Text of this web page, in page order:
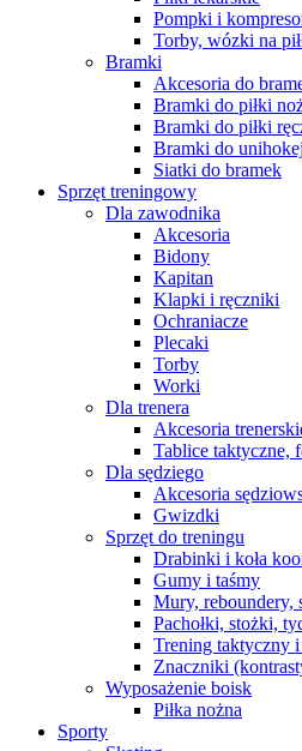
Pompki i
Torby, wózki na
Bramki
Akcesoria do
Bramki do piłki
Bramki do piłki
Bramki do
Siatki do bramek
Sprzęt treningowy
Dla zawodnika
Akcesoria
Bidony
Kapitan
Klapki i ręczniki
Ochraniacze
Plecaki
Torby
Worki
Dla trenera
Akcesoria
Tablice taktyczne,
Dla sędziego
Akcesoria
Gwizdki
Sprzęt do treningu
Drabinki i koła
Gumy i taśmy
Mury, reboundery,
Pachołki, stożki,
Trening taktyczny
Znaczniki
Wyposażenie boisk
Piłka nożna
Sporty